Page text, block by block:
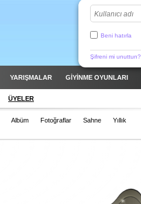
Kullanıcı adı
Beni hatırla
Şifreni mi unuttun?
YARIŞMALAR GİYİNME OYUNLARI
ÜYELER
Albüm Fotoğraflar Sahne Yıllık